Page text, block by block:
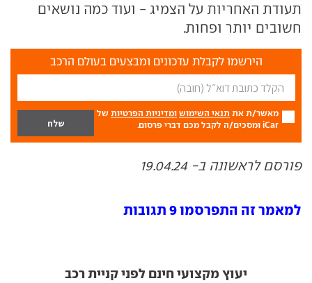
תעודת האחריות על הצמיג - ועוד כמה נושאים
חשובים יותר ופחות.
הירשמו לקבלת עדכונים ומבצעים בעולם הרכב
מאשר/ת את תנאי השימוש ומדיניות הפרטיות של
iCar ומסכים/ה לקבל מכם דברי פרסום.
פורסם לראשונה ב- 19.04.24
למאמר זה התפרסמו 9 תגובות
יעוץ מקצועי חינם לפני קניית רכב